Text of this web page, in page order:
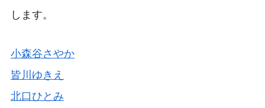
します。
小森谷さやか
皆川ゆきえ
北口ひとみ